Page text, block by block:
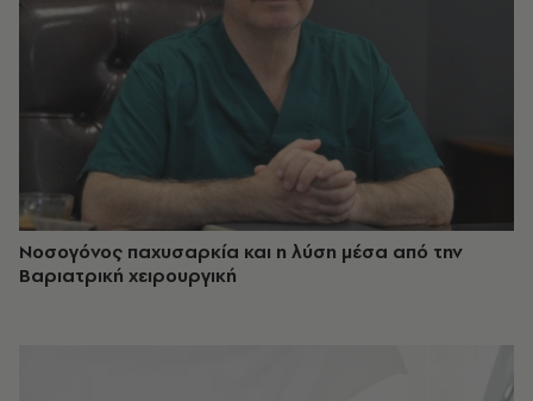
Νοσογόνος παχυσαρκία και η λύση μέσα από την
Βαριατρική χειρουργική